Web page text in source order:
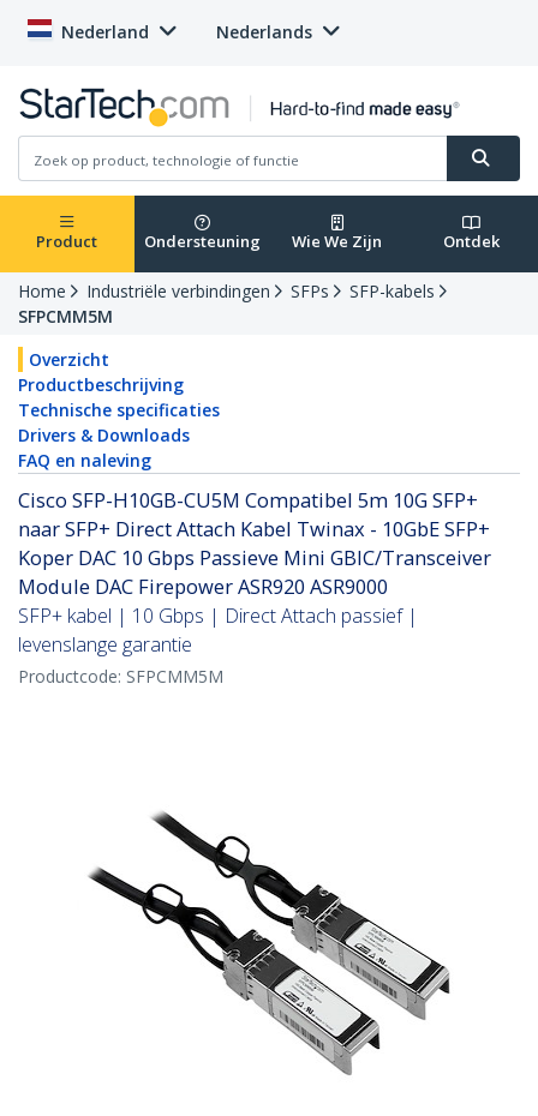
Nederland Nederlands
Product Ondersteuning Wie We Zijn Ontdek
Home Industriële verbindingen SFPs
SFP-kabels
SFPCMM5M
Overzicht
Productbeschrijving
Technische specificaties
Drivers & Downloads
FAQ en naleving
Cisco SFP-H10GB-CU5M Compatibel 5m 10G SFP+
naar SFP+ Direct Attach Kabel Twinax - 10GbE SFP+
Koper DAC 10 Gbps Passieve Mini GBIC/Transceiver
Module DAC Firepower ASR920 ASR9000
SFP+ kabel | 10 Gbps | Direct Attach passief |
levenslange garantie
Productcode: SFPCMM5M